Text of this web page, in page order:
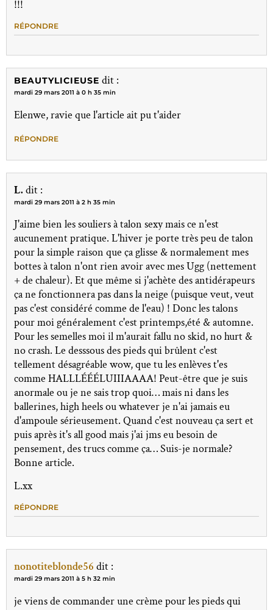
!!!
RÉPONDRE
BEAUTYLICIEUSE dit :
mardi 29 mars 2011 à 0 h 35 min
Elenwe, ravie que l'article ait pu t'aider
RÉPONDRE
L. dit :
mardi 29 mars 2011 à 2 h 35 min
J'aime bien les souliers à talon sexy mais ce n'est
aucunement pratique. L'hiver je porte très peu de talon
pour la simple raison que ça glisse & normalement mes
bottes à talon n'ont rien avoir avec mes Ugg (nettement
+ de chaleur). Et que même si j'achète des antidérapeurs
ça ne fonctionnera pas dans la neige (puisque veut, veut
pas c'est considéré comme de l'eau) ! Donc les talons
pour moi généralement c'est printemps,été & automne.
Pour les semelles moi il m'aurait fallu no skid, no hurt &
no crash. Le desssous des pieds qui brûlent c'est
tellement désagréable wow, que tu les enlèves t'es
comme HALLLÉÉÉLUIIIAAAA! Peut-être que je suis
anormale ou je ne sais trop quoi… mais ni dans les
ballerines, high heels ou whatever je n'ai jamais eu
d'ampoule sérieusement. Quand c'est nouveau ça sert et
puis après it's all good mais j'ai jms eu besoin de
pensement, des trucs comme ça… Suis-je normale?
Bonne article.
L.xx
RÉPONDRE
nonotiteblonde56 dit :
mardi 29 mars 2011 à 5 h 32 min
je viens de commander une crème pour les pieds qui